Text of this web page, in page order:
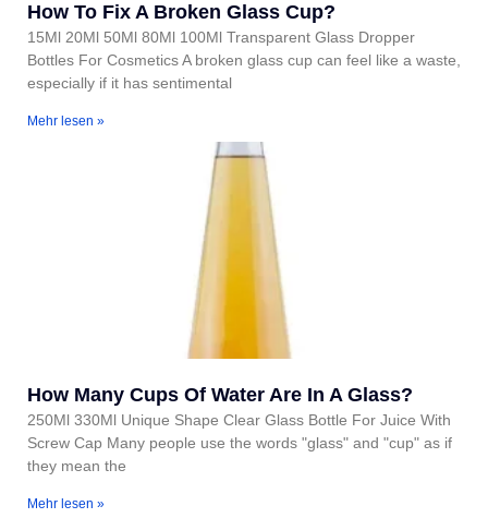
How To Fix A Broken Glass Cup?
15Ml 20Ml 50Ml 80Ml 100Ml Transparent Glass Dropper
Bottles For Cosmetics A broken glass cup can feel like a waste,
especially if it has sentimental
Mehr lesen »
How Many Cups Of Water Are In A Glass?
250Ml 330Ml Unique Shape Clear Glass Bottle For Juice With
Screw Cap Many people use the words "glass" and "cup" as if
they mean the
Mehr lesen »